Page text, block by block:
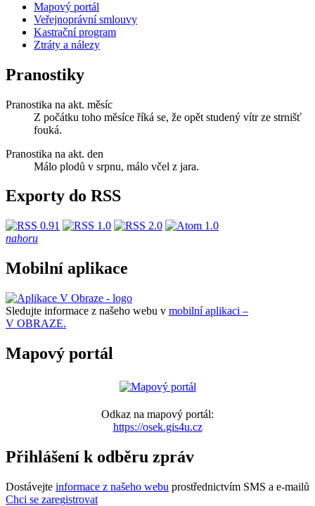
Mapový portál
Veřejnoprávní smlouvy
Kastrační program
Ztráty a nálezy
Pranostiky
Pranostika na akt. měsíc
Z počátku toho měsíce říká se, že opět studený vítr ze strnišť
fouká.
Pranostika na akt. den
Málo plodů v srpnu, málo včel z jara.
Exporty do RSS
nahoru
Mobilní aplikace
Sledujte informace z našeho webu v mobilní aplikaci –
V OBRAZE.
Mapový portál
Odkaz na mapový portál:
https://osek.gis4u.cz
Přihlášení k odběru zpráv
Dostávejte informace z našeho webu prostřednictvím SMS a e-mailů
Chci se zaregistrovat